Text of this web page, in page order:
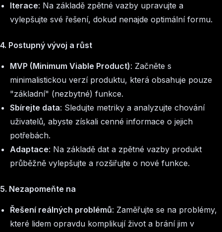
Iterace: Na základě zpětné vazby upravujte a
vylepšujte své řešení, dokud nenajde optimální formu.
4. Postupný vývoj a růst
MVP (Minimum Viable Product): Začněte s
minimalistickou verzí produktu, která obsahuje pouze
"základní" (nezbytné) funkce.
Sbírejte data: Sledujte metriky a analyzujte chování
uživatelů, abyste získali cenné informace o jejich
potřebách.
Adaptace: Na základě dat a zpětné vazby produkt
průběžně vylepšujte a rozšiřujte o nové funkce.
5. Nezapomeňte na
Řešení reálných problémů: Zaměřujte se na problémy,
které lidem opravdu komplikují život a brání jim v